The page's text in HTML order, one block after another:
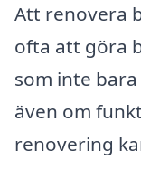
Att renovera
ofta att göra
som inte
även om
renovering